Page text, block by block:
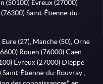
(50100) Évreux (27000)
Saint-Étienne-du-
(27), Manche (50), Orne
Rouen (76000) Caen
Évreux (27000) Dieppe
Étienne-du-Rouvray ,